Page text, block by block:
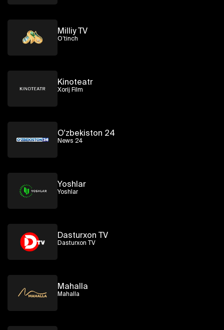
Milliy TV
O’tinch
Kinoteatr
Xorij Film
O'zbekiston 24
News 24
Yoshlar
Yoshlar
Dasturxon TV
Dasturxon TV
Mahalla
Mahalla